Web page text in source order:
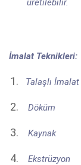
üretilebilir.
İmalat Teknikleri:
Talaşlı İmalat
Döküm
Kaynak
Ekstrüzyon